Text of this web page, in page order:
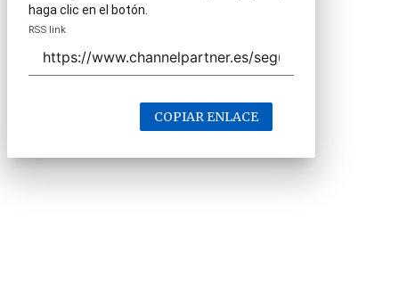
haga clic en el botón.
RSS link
COPIAR ENLACE